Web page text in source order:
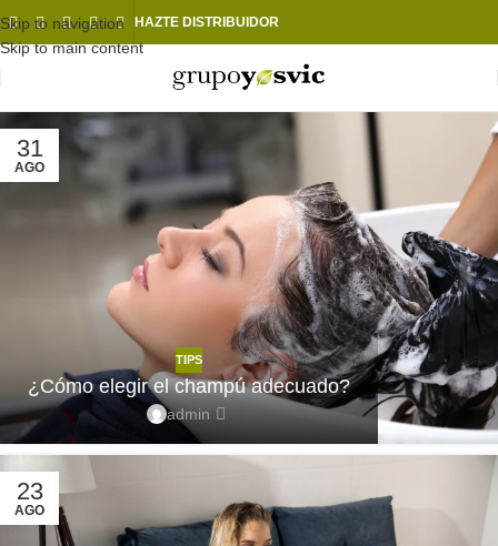
Skip to navigation
Skip to main content
HAZTE DISTRIBUIDOR
31
AGO
TIPS
¿Cómo elegir el champú adecuado?
admin
23
AGO